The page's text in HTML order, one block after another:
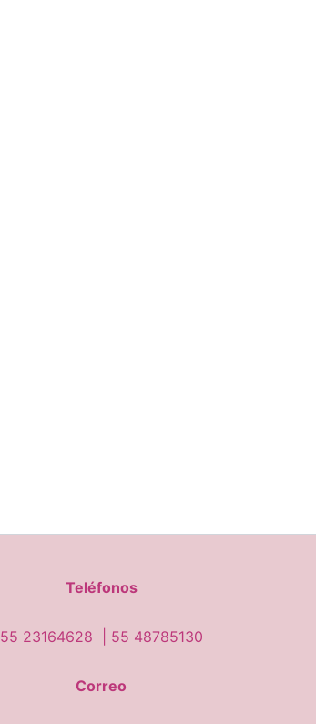
Teléfonos
55 23164628 | 55 48785130
Correo